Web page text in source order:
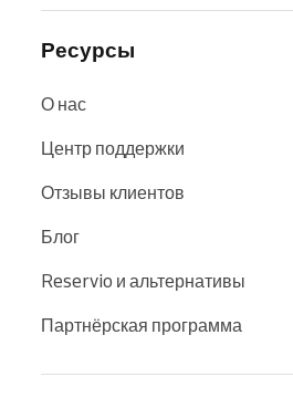
Ресурсы
О нас
Центр поддержки
Отзывы клиентов
Блог
Reservio и альтернативы
Партнёрская программа